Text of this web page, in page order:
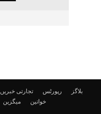
تجارتی خبریں رپورٹس
بلاگز
میگزین خواتین